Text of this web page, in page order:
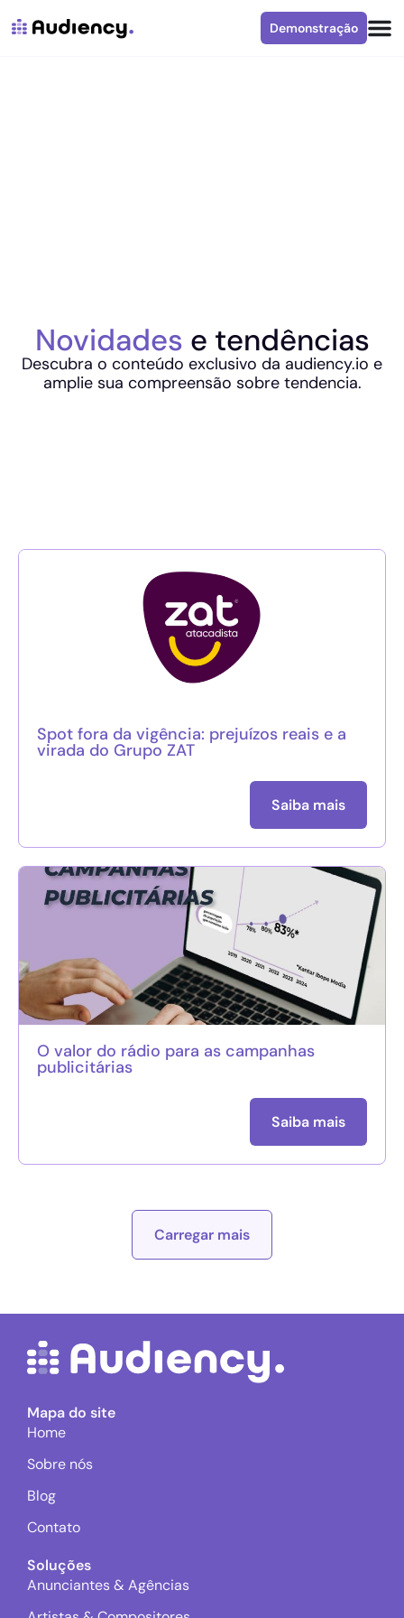
Demonstração
Novidades e tendências
Descubra o conteúdo exclusivo da audiency.io e
amplie sua compreensão sobre tendencia.
Spot fora da vigência: prejuízos reais e a
virada do Grupo ZAT
Saiba mais
O valor do rádio para as campanhas
publicitárias
Saiba mais
Carregar mais
Mapa do site
Home
Sobre nós
Blog
Contato
Soluções
Anunciantes & Agências